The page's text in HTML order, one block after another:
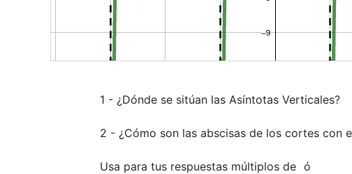
1 - ¿Dónde se sitúan las Asíntotas Verticales?
2 - ¿Cómo son las abscisas de los cortes con
Usa para tus respuestas múltiplos de ﻿ ó